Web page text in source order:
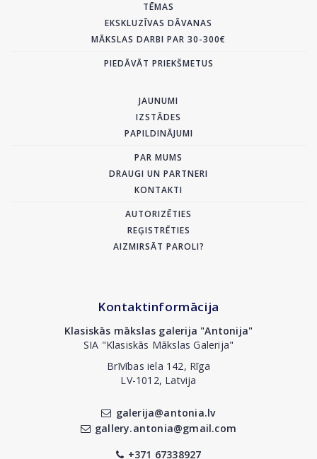
TĒMAS
EKSKLUZĪVAS DĀVANAS
MĀKSLAS DARBI PAR 30-300€
PIEDĀVĀT PRIEKŠMETUS
JAUNUMI
IZSTĀDES
PAPILDINĀJUMI
PAR MUMS
DRAUGI UN PARTNERI
KONTAKTI
AUTORIZĒTIES
REĢISTRĒTIES
AIZMIRSĀT PAROLI?
Kontaktinformācija
Klasiskās mākslas galerija "Antonija"
SIA "Klasiskās Mākslas Galerija"
Brīvības iela 142, Rīga
LV-1012, Latvija
galerija@antonia.lv
gallery.antonia@gmail.com
+371 67338927